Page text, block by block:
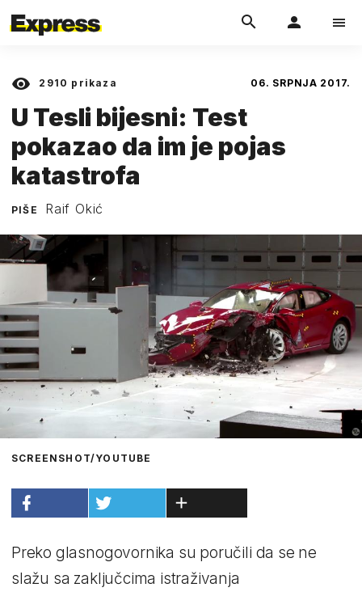
2910 prikaza 06. SRPNJA 2017.
U Tesli bijesni: Test
pokazao da im je pojas
katastrofa
PIŠE Raif Okić
SCREENSHOT/YOUTUBE
Preko glasnogovornika su poručili da se ne
slažu sa zaključcima istraživanja